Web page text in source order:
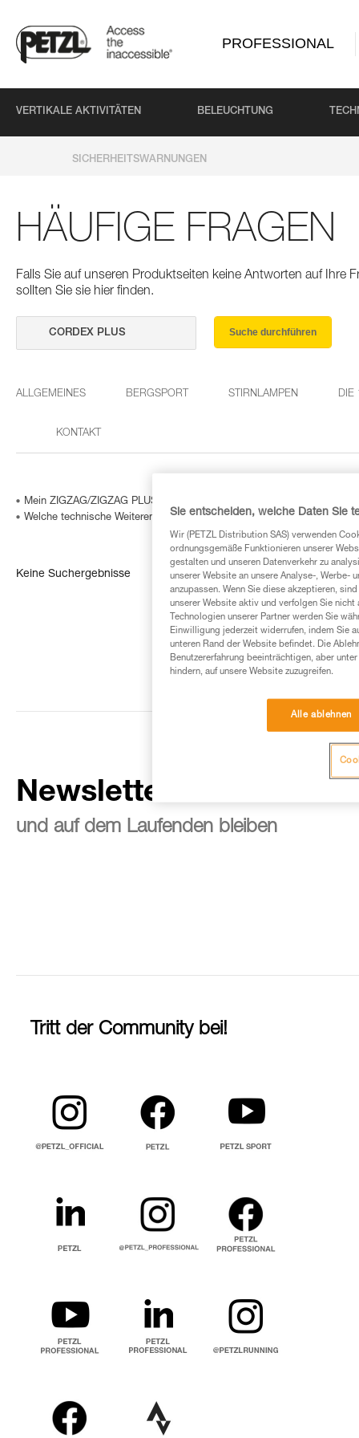
PROFESSIONAL
VERTIKALE AKTIVITÄTEN BELEUCHTUNG
SICHERHEITSWARNUNGEN
HÄUFIGE FRAGEN
Falls Sie auf unseren Produktseiten keine Antworten auf Ihre
sollten Sie sie hier finden.
Suche durchführen
ALLGEMEINES BERGSPORT STIRNLAMPEN DIE
KONTAKT
Mein ZIGZAG/ZIGZAG PLUS weist eine korrigierte individuelle Nummer
Welche technische Weiterentwicklung gibt es für mein ZILLON /
Keine Suchergebnisse
Newsletter abonnieren
und auf dem Laufenden bleiben
Tritt der Community bei!
Sie entscheiden, welche Daten Sie
Wir (PETZL Distribution SAS) verwenden
ordnungsgemäße Funktionieren unserer
gestalten und unseren Datenverkehr zu
unserer Website an unsere Analyse-, Werbe-
anzupassen. Wenn Sie diese akzeptieren,
unserer Website aktiv und verfolgen Sie
Technologien unserer Partner werden Sie
Einwilligung jederzeit widerrufen, indem Sie
unteren Rand der Website befindet. Die
Benutzererfahrung beeinträchtigen, aber
hindern, auf unsere Website zuzugreifen.
Alle ablehnen